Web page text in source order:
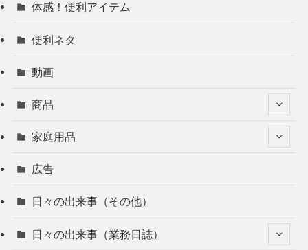
体感！便利アイテム
便利ネタ
動画
商品
家庭用品
広告
日々の出来事（その他）
日々の出来事（業務日誌）